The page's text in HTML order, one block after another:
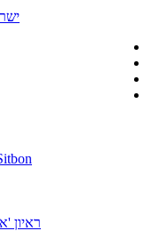
ראיון